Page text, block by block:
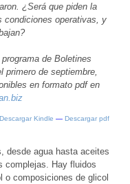
¿Será que piden la
condiciones operativas, y
de Boletines
de septiembre,
en formato pdf en
Descargar Kindle — Descargar pdf
desde agua hasta aceites
complejas. Hay fluidos
o composiciones de glicol